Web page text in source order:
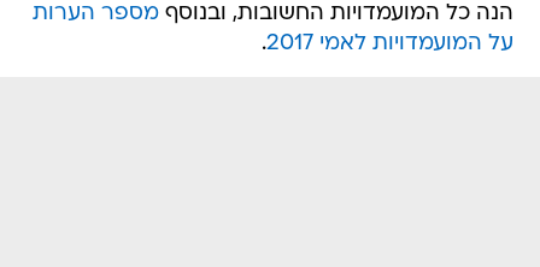
הנה כל המועמדויות החשובות, ובנוסףמספר הערות
על המועמדויות לאמי 2017
.